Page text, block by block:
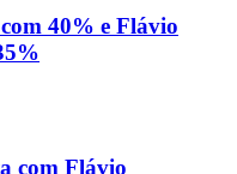
40% e Flávio
com Flávio